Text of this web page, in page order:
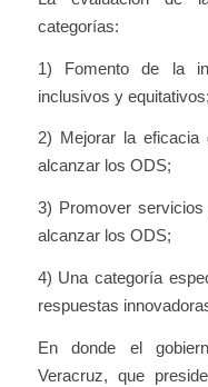
categorías:
1) Fomento de la
inclusivos y equitativos;
2) Mejorar la eficacia
alcanzar los ODS;
3) Promover
alcanzar los ODS;
4) Una categoría
respuestas
En donde el
Veracruz, que